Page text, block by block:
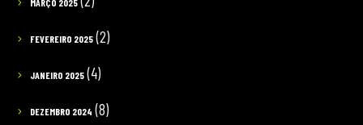
MARÇO 2025
FEVEREIRO 2025(2)
JANEIRO 2025(4)
DEZEMBRO 2024 (8)